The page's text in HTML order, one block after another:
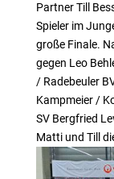
Partner Till
Spieler im
große Finale.
gegen Leo
/ Radebeuler
Kampmeier /
SV Bergfried
Matti und Till